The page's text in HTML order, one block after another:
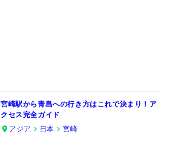
宮崎駅から青島への行き方はこれで決まり！ア
クセス完全ガイド
アジア
日本 宮崎